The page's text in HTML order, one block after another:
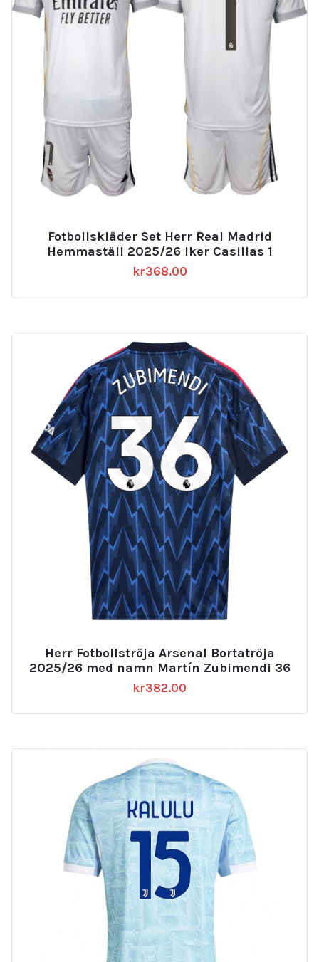
Fotbollskläder Set Herr Real Madrid
Hemmaställ 2025/26 Iker Casillas 1
kr368.00
Herr Fotbollströja Arsenal Bortatröja
2025/26 med namn Martín Zubimendi 36
kr382.00